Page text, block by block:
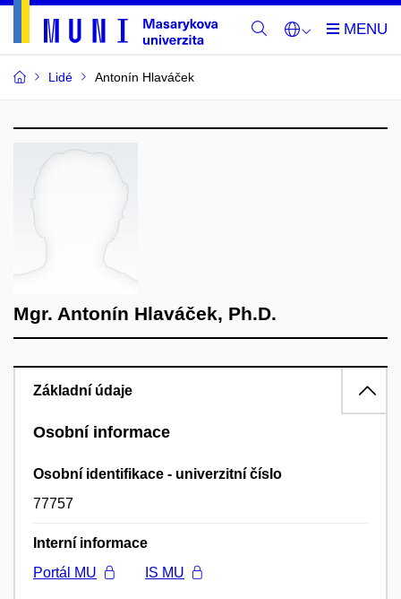
Lidé Antonín Hlaváček
Mgr. Antonín Hlaváček, Ph.D.
Základní údaje
Osobní informace
Osobní identifikace - univerzitní číslo
77757
Interní informace
Portál MU
IS MU